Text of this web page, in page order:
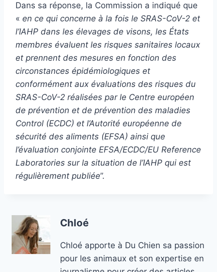
Dans sa réponse, la Commission a indiqué que
« en ce qui concerne à la fois le SRAS-CoV-2 et
l’IAHP dans les élevages de visons, les États
membres évaluent les risques sanitaires locaux
et prennent des mesures en fonction des
circonstances épidémiologiques et
conformément aux évaluations des risques du
SRAS-CoV-2 réalisées par le Centre européen
de prévention et de prévention des maladies
Control (ECDC) et l’Autorité européenne de
sécurité des aliments (EFSA) ainsi que
l’évaluation conjointe EFSA/ECDC/EU Reference
Laboratories sur la situation de l’IAHP qui est
régulièrement publiée”.
Chloé
Chloé apporte à Du Chien sa passion
pour les animaux et son expertise en